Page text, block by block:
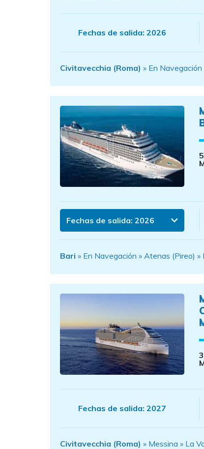
Fechas de salida: 2026
Civitavecchia (Roma) » En
Fechas de salida: 2026
Bari » En Navegación » Atenas (Pireo) »
Fechas de salida: 2027
Civitavecchia (Roma) » Messina » La